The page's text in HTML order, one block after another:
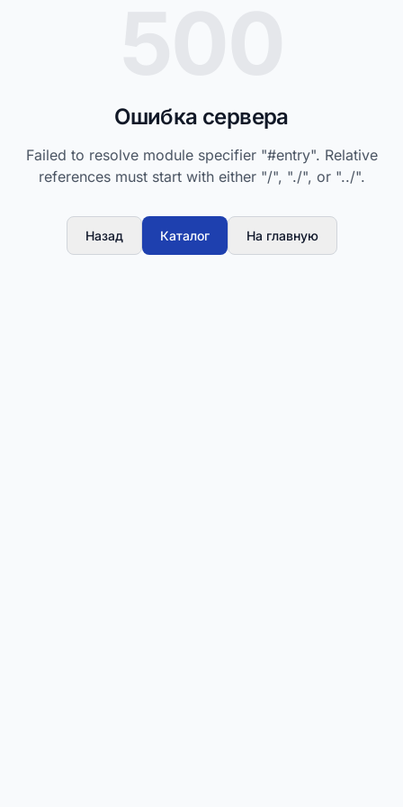
Ошибка сервера
Failed to resolve module specifier "#entry". Relative
references must start with either "/", "./", or "../".
Назад Каталог На главную